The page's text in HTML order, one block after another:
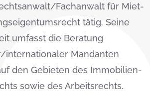
Fachanwalt für Miet-
tätig. Seine
umfasst die Beratung
internationaler Mandanten
den Gebieten des Immobilien-
sowie des Arbeitsrechts.